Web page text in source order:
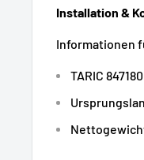
Installation &
Informationen
TARIC 847180